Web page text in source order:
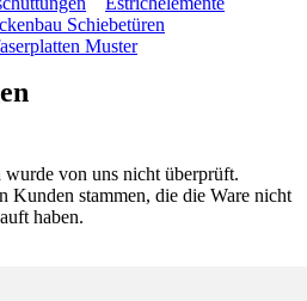
Schiebetüren
Muster
von uns nicht überprüft.
Kunden stammen, die die Ware nicht
haben.